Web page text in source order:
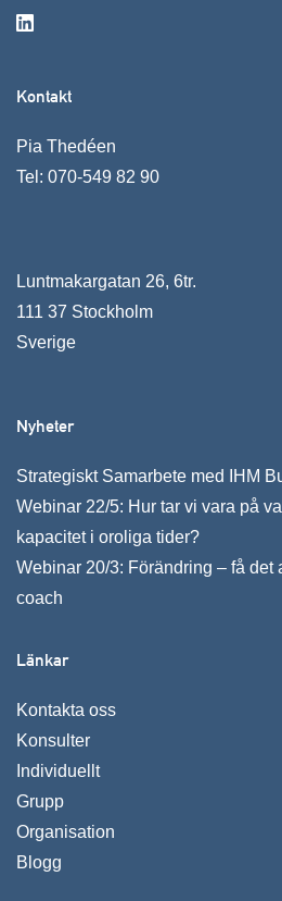
Kontakt
Pia Thedéen
Tel: 070-549 82 90
Luntmakargatan 26, 6tr.
111 37 Stockholm
Sverige
Nyheter
Strategiskt Samarbete med IHM
Webinar 22/5: Hur tar vi vara på
kapacitet i oroliga tider?
Webinar 20/3: Förändring – få det
coach
Länkar
Kontakta oss
Konsulter
Individuellt
Grupp
Organisation
Blogg